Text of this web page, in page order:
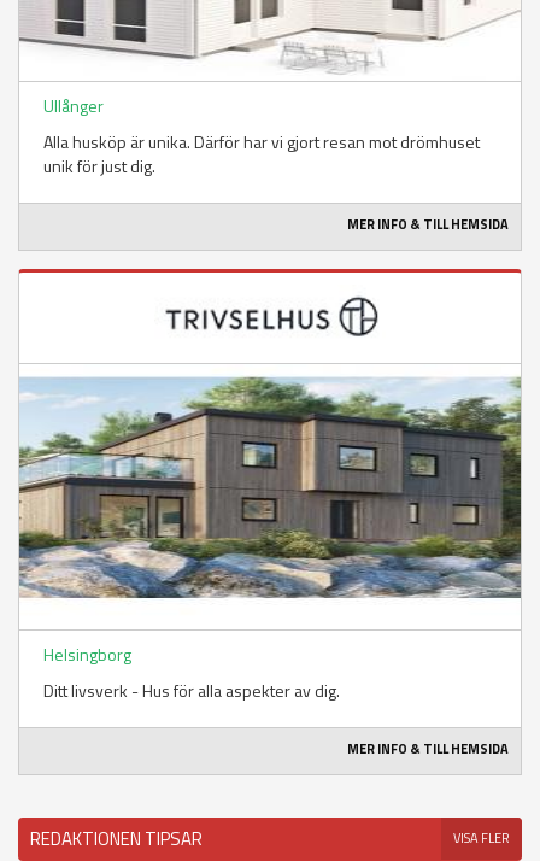
Ullånger
Alla husköp är unika. Därför har vi gjort resan mot drömhuset
unik för just dig.
MER INFO & TILL HEMSIDA
Helsingborg
Ditt livsverk - Hus för alla aspekter av dig.
MER INFO & TILL HEMSIDA
REDAKTIONEN TIPSAR VISA FLER